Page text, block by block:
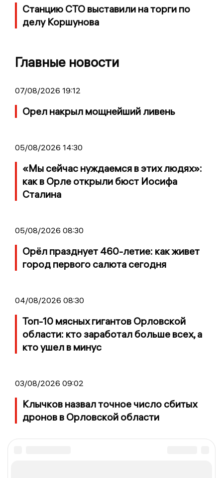
Станцию СТО выставили на торги по
делу Коршунова
Главные новости
07/08/2026 19:12
Орел накрыл мощнейший ливень
05/08/2026 14:30
«Мы сейчас нуждаемся в этих людях»:
как в Орле открыли бюст Иосифа
Сталина
05/08/2026 08:30
Орёл празднует 460-летие: как живет
город первого салюта сегодня
04/08/2026 08:30
Топ-10 мясных гигантов Орловской
области: кто заработал больше всех, а
кто ушел в минус
03/08/2026 09:02
Клычков назвал точное число сбитых
дронов в Орловской области